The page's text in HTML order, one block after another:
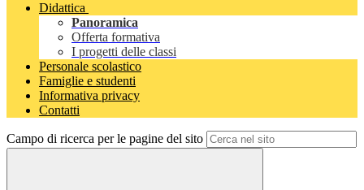
Didattica
Panoramica
Offerta formativa
I progetti delle classi
Personale scolastico
Famiglie e studenti
Informativa privacy
Contatti
Campo di ricerca per le pagine del sito